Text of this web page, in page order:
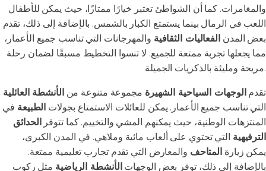
والمغامرات. كما أن الشواطئ تعتبر خيارًا ممتازًا، حيث يمكن للأطفال
اللعب في الرمال بينما يستمتع الكبار بالشمس. بالإضافة إلى ذلك، تقدم
بعض المدن الفعاليات الثقافية والمهرجانات التي تناسب جميع الأعمار،
مما يجعلها تجربة ممتعة للجميع. لا تنسوا التخطيط مسبقًا لضمان رحلة
مريحة ومليئة بالذكريات الجميلة.
تقدم الوجهات السياحية الشهيرة مجموعة متنوعة من الأنشطة العائلية
التي تناسب جميع الأعمار. يمكن للعائلات الاستمتاع بجولات الطبيعة في
المنتزهات الوطنية، حيث يمكنهم المشي والتخييم. كما تتوفر الحدائق
الترفيهية التي تحتوي على ألعاب مائية وملاهي. في المدن الكبرى،
يمكن زيارة المتاحف والمعارض التي تقدم تجارب تعليمية ممتعة.
بالإضافة إلى ذلك، توفر بعض الوجهات الأنشطة الرياضية مثل ركوب